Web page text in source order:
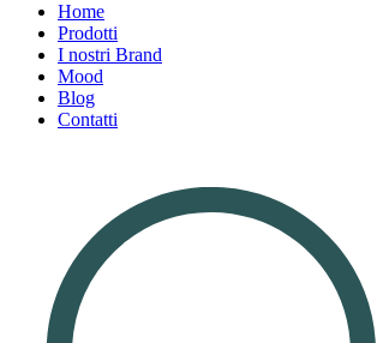
Home
Prodotti
I nostri Brand
Mood
Blog
Contatti